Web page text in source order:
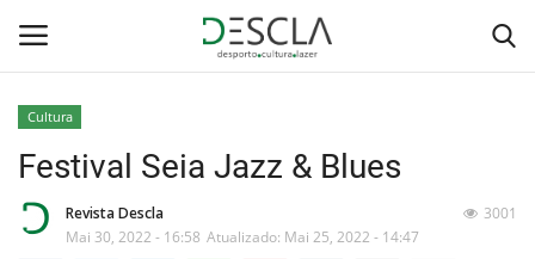
Home
Cultura
Festival Seia Jazz & Blues
Revista Descla
Mai 30, 2022 - 16:58 Atualizado: Mai 25, 2022 - 14:47
3001